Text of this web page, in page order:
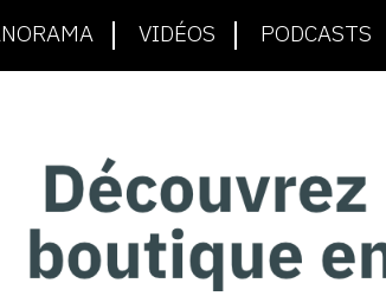
VIDÉOS PODCASTS